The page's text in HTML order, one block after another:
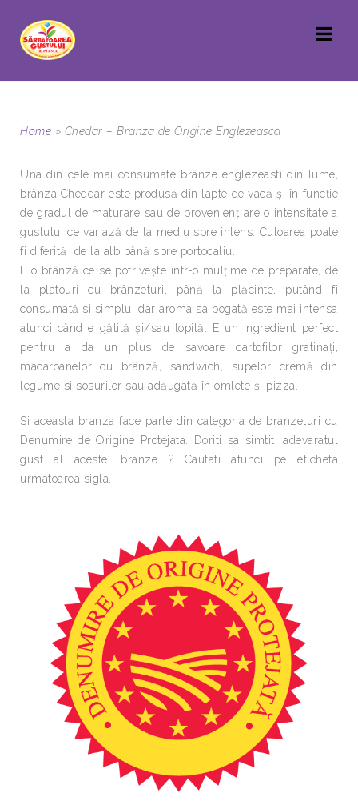
Home » Chedar – Branza de Origine Englezeasca
Una din cele mai consumate brânze englezeasti din lume,
brânza Cheddar este produsă din lapte de vacă şi în funcţie
de gradul de maturare sau de provenienţ are o intensitate a
gustului ce variază de la mediu spre intens. Culoarea poate
fi diferită de la alb până spre portocaliu.
E o brânză ce se potriveşte într-o mulţime de preparate, de
la platouri cu brânzeturi, până la plăcinte, putând fi
consumată si simplu, dar aroma sa bogată este mai intensa
atunci când e gătită şi/sau topită. E un ingredient perfect
pentru a da un plus de savoare cartofilor gratinaţi,
macaroanelor cu brânză, sandwich, supelor cremă din
legume si sosurilor sau adăugată în omlete şi pizza.
Si aceasta branza face parte din categoria de branzeturi cu
Denumire de Origine Protejata. Doriti sa simtiti adevaratul
gust al acestei branze ? Cautati atunci pe eticheta
urmatoarea sigla.